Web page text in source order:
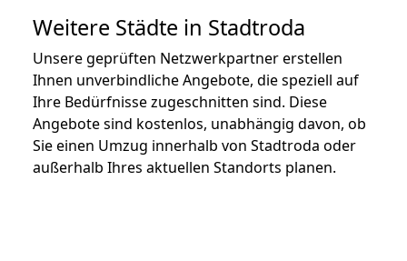
Weitere Städte in Stadtroda
Unsere geprüften Netzwerkpartner erstellen
Ihnen unverbindliche Angebote, die speziell auf
Ihre Bedürfnisse zugeschnitten sind. Diese
Angebote sind kostenlos, unabhängig davon, ob
Sie einen Umzug innerhalb von Stadtroda oder
außerhalb Ihres aktuellen Standorts planen.